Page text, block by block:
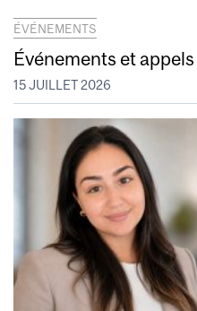
ÉVÉNEMENTS
Événements et
15 JUILLET 2026